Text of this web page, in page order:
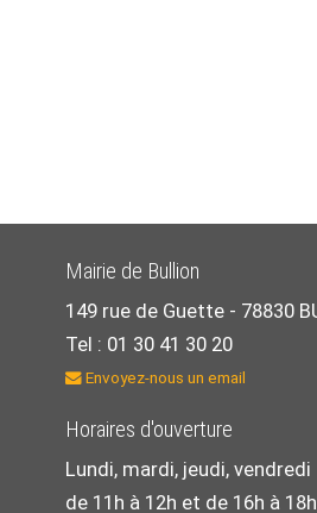
Mairie de Bullion
149 rue de Guette - 78830
Tel : 01 30 41 30 20
Envoyez-nous un email
Horaires d'ouverture
Lundi, mardi, jeudi, vendredi
de 11h à 12h et de 16h à 18h